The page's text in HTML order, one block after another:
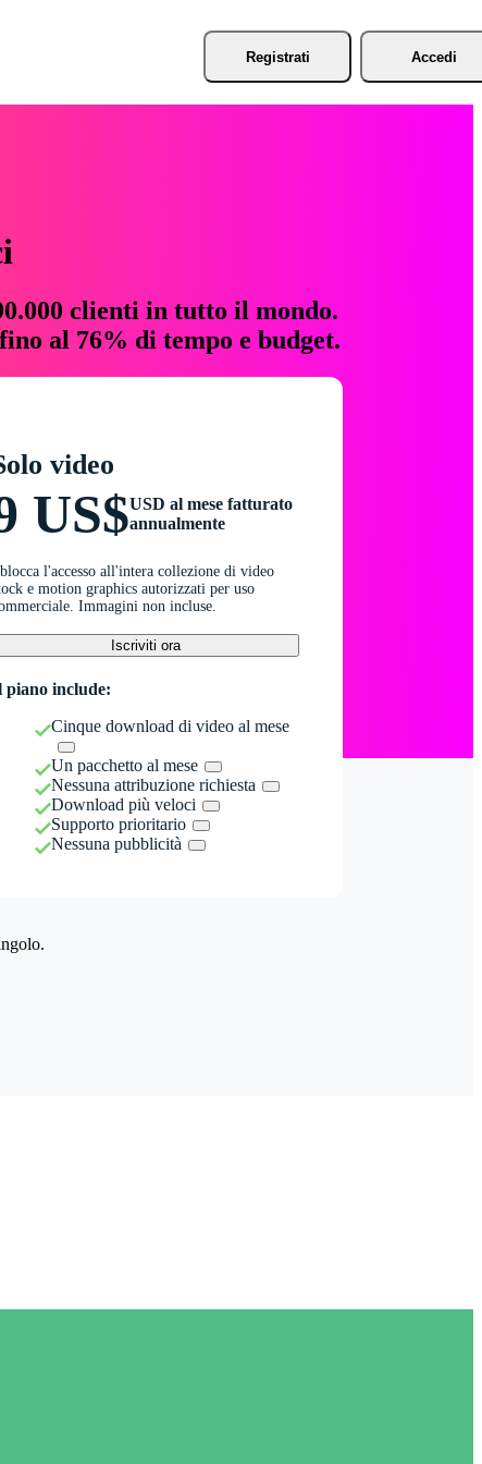
Registrati Accedi
clienti in tutto il mondo.
al 76% di tempo e budget.
video
US$USD al mese fatturato
annualmente
l'accesso all'intera collezione di video
e motion graphics autorizzati per uso
Immagini non incluse.
Iscriviti ora
piano include:
Cinque download di video al mese
Un pacchetto al mese
Nessuna attribuzione richiesta
Download più veloci
Supporto prioritario
Nessuna pubblicità